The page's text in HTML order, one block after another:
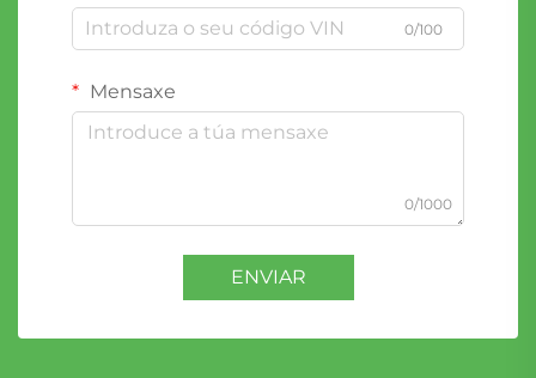
0/100
Mensaxe
0/1000
ENVIAR